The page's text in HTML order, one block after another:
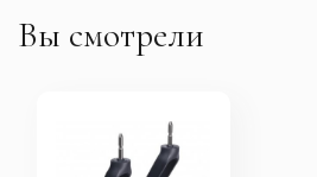
Вы смотрели